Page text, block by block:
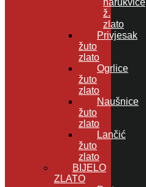
ž.
zlato
Privjesak
žuto
zlato
Ogrlice
žuto
zlato
Naušnice
žuto
zlato
Lančić
žuto
zlato
BIJELO
ZLATO